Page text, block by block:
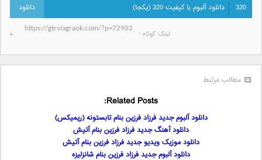
320
دانلود آلبوم با کیفیت 320 (یکجا)
لینک کوتاه‌ :
مطالب مرتبط
Related Posts:
دانلود آلبوم جدید فرزاد فرزین بنام تابستونه (ریمیکس)
دانلود آهنگ جدید فرزاد فرزین بنام آتیش
دانلود موزیک ویدیو جدید فرزاد فرزین بنام آتیش
دانلود آلبوم جدید فرزاد فرزین بنام شانزلیزه